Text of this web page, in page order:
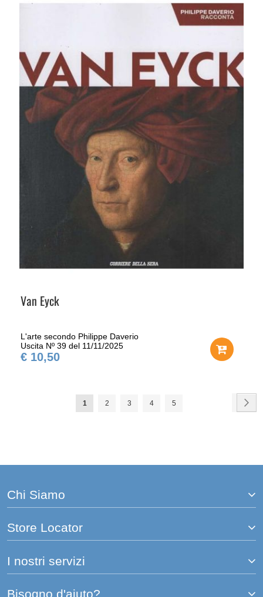
Van Eyck
L'arte secondo Philippe Daverio
Uscita Nº 39 del 11/11/2025
€ 10,50
Pagina
Attualmente
1 Pagina
2 Pagina
3 Pagina
4 Pagina
5
Chi Siamo
Store Locator
I nostri servizi
Bisogno d'aiuto?